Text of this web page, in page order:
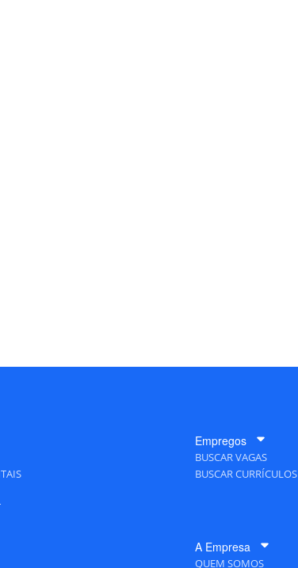
Empregos
BUSCAR VAGAS
BUSCAR CURRÍCULOS
A Empresa
QUEM SOMOS